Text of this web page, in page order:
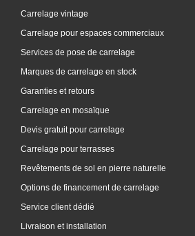
Carrelage vintage
Carrelage pour espaces commerciaux
Services de pose de carrelage
Marques de carrelage en stock
Garanties et retours
Carrelage en mosaïque
Devis gratuit pour carrelage
Carrelage pour terrasses
Revêtements de sol en pierre naturelle
Options de financement de carrelage
Service client dédié
Livraison et installation